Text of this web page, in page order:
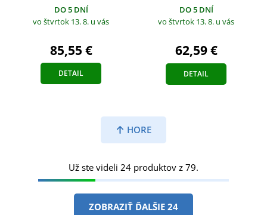
DO 5 DNÍ
vo štvrtok 13. 8. u vás
85,55 €
DETAIL
DO 5 DNÍ
vo štvrtok 13. 8. u vás
62,59 €
DETAIL
HORE
Už ste videli 24 produktov z 79.
ZOBRAZIŤ ĎALŠIE 24